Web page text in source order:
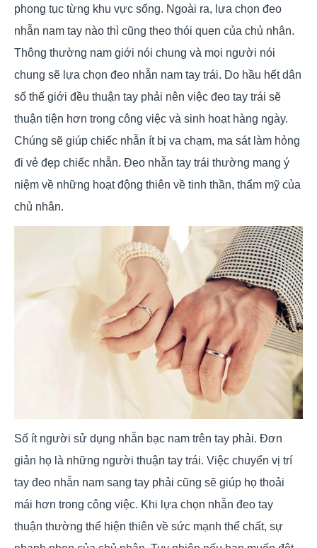
phong tục từng khu vực sống. Ngoài ra, lựa chọn đeo
nhẫn nam tay nào thì cũng theo thói quen của chủ nhân.
Thông thường nam giới nói chung và mọi người nói
chung sẽ lựa chọn đeo nhẫn nam tay trái. Do hầu hết dân
số thế giới đều thuận tay phải nên việc đeo tay trái sẽ
thuận tiện hơn trong công việc và sinh hoạt hàng ngày.
Chúng sẽ giúp chiếc nhẫn ít bị va chạm, ma sát làm hỏng
đi vẻ đẹp chiếc nhẫn. Đeo nhẫn tay trái thường mang ý
niệm về những hoạt động thiên về tinh thần, thẩm mỹ của
chủ nhân.
Số ít người sử dụng nhẫn bạc nam trên tay phải. Đơn
giản họ là những người thuận tay trái. Việc chuyển vị trí
tay đeo nhẫn nam sang tay phải cũng sẽ giúp họ thoải
mái hơn trong công việc. Khi lựa chọn nhẫn đeo tay
thuận thường thể hiện thiên về sức mạnh thể chất, sự